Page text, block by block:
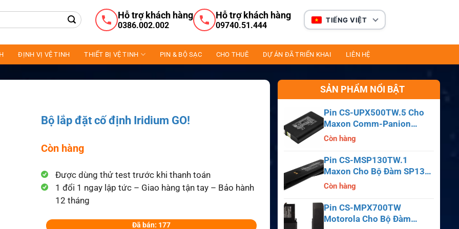
Hỗ trợ khách hàng
0386.002.002
Hỗ trợ khách hàng
09740.51.444
TIẾNG VIỆT
ĐỊNH VỊ VỆ TINH THIẾT BỊ VỆ TINH PIN & BỘ SẠC CHO THUÊ DỰ ÁN ĐÃ TRIỂN KHAI LIÊN HỆ
Bộ lắp đặt cố định Iridium GO!
Còn hàng
Được dùng thử test trước khi thanh toán
1 đổi 1 ngay lập tức – Giao hàng tận tay – Bảo hành
12 tháng
Đã bán: 177
SẢN PHẨM NỔI BẬT
Pin CS-UPX500TW.5 Cho
Maxon Comm-Panion
CP0150, CP0511, CP0515
Còn hàng
Pin CS-MSP130TW.1
Maxon Cho Bộ Đàm SP130,
SP140, SP150, SL55
Còn hàng
Pin CS-MPX700TW
Motorola Cho Bộ Đàm